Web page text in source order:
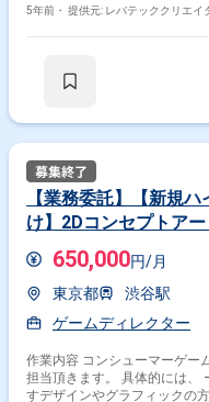
必要なグラフィックデザイン
5年前・ 提供元: レバテッククリエイ
【業務委託】【新規
け】2Dコンセプトア
650,000円/月
東京都
渋谷駅
ゲームディレクター
作業内容 コンシューマーゲー
担当頂きます。 具体的には、
すデザインやグラフィックの